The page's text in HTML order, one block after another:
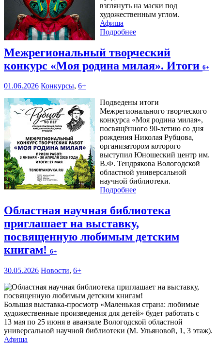
взглянуть на маски под
художественным углом.
Афиша
Подробнее
Межрегиональный творческий
конкурс «Моя родина милая». Итоги 6+
01.06.2026 Конкурсы, 6+
Подведены итоги
Межрегионального творческого
конкурса «Моя родина милая»,
посвящённого 90-летию со дня
рождения Николая Рубцова,
организатором которого
выступил Юношеский центр им.
В.Ф. Тендрякова Вологодской
областной универсальной
научной библиотеки.
Подробнее
Областная научная библиотека
приглашает на выставку,
посвященную любимым детским
книгам! 6+
30.05.2026 Новости, 6+
Большая выставка-просмотр «Маленькая страна: любимые
художественные произведения для детей» будет работать с
13 мая по 25 июня в аванзале Вологодской областной
универсальной научной библиотеки (М. Ульяновой, 1, 3 этаж).
Афиша